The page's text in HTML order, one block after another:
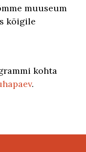
muuseum
kõigile
kohta
.